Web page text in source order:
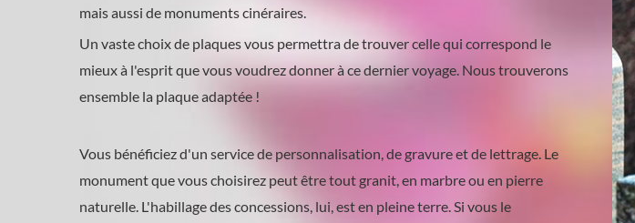
mais aussi de monuments cinéraires.
Un vaste choix de plaques vous permettra de trouver celle qui correspond le
mieux à l'esprit que vous voudrez donner à ce dernier voyage. Nous trouverons
ensemble la plaque adaptée !
Vous bénéficiez d'un service de personnalisation, de gravure et de lettrage. Le
monument que vous choisirez peut être tout granit, en marbre ou en pierre
naturelle. L'habillage des concessions, lui, est en pleine terre. Si vous le